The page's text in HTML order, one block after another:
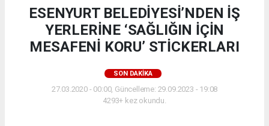
ESENYURT BELEDİYESİ’NDEN İŞ
YERLERİNE ‘SAĞLIĞIN İÇİN
MESAFENİ KORU’ STİCKERLARI
SON DAKIKA
27.03.2020 - 00:00, Güncelleme: 29.09.2023 - 19:08
4293+ kez okundu.